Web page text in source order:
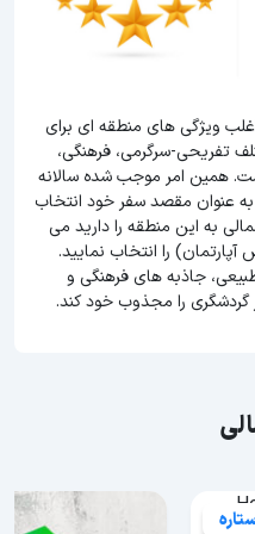
ویژگی های منطقه ای برای
تفریحی-سرگرمی، فرهنگی،
همین امر موجب شده سالانه
به عنوان مقصد سفر خود انتخاب
به این منطقه را دارید می
را انتخاب نمایید.
جاذبه های فرهنگی و
را مجذوب خود کند.